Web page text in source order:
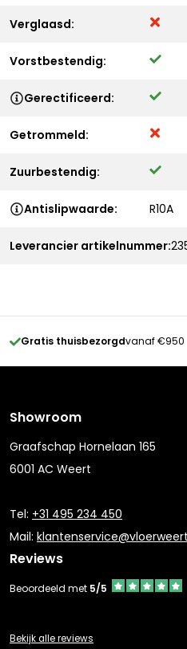
Verglaasd:
Vorstbestendig:
Gerectificeerd:
Getrommeld:
Zuurbestendig:
Antislipwaarde: R10A
Leverancier artikelnummer:
Gratis thuisbezorgdvanaf €950
Showroom
Graafschap Hornelaan 165
6001 AC Weert
Tel: +31 495 234 450
Mail:
Reviews
Beoordeeld met 5/5
Bekijk alle reviews